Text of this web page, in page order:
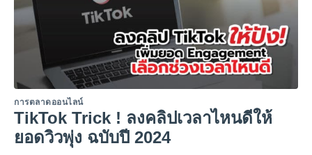
การตลาดออนไลน์
TikTok Trick ! ลงคลิปเวลาไหนดีให้
ยอดวิวพุ่ง ฉบับปี 2024